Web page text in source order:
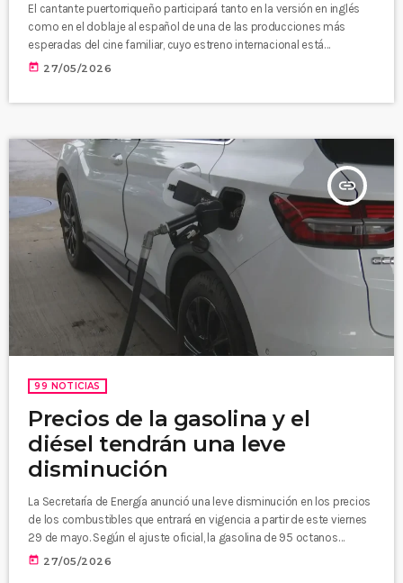
El cantante puertorriqueño participará tanto en la versión en inglés
como en el doblaje al español de una de las producciones más
esperadas del cine familiar, cuyo estreno internacional está
programado para el 17 de junio de 2026. La nueva entrega marcará el
today 27/05/2026
insert_link
99 NOTICIAS
Precios de la gasolina y el
diésel tendrán una leve
disminución
La Secretaría de Energía anunció una leve disminución en los precios
de los combustibles que entrará en vigencia a partir de este viernes
29 de mayo. Según el ajuste oficial, la gasolina de 95 octanos
registrará una disminución de 0.02 centavos, por lo que su precio
today 27/05/2026